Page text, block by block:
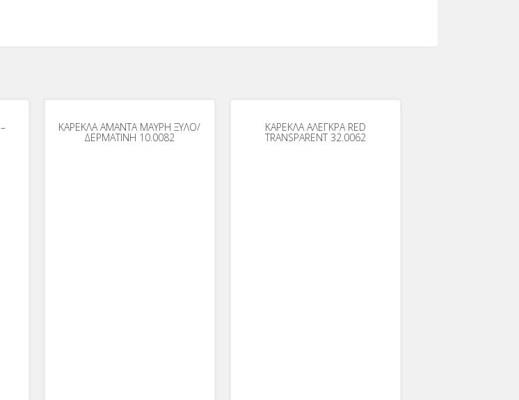
ΚΑΡΕΚΛΑ ΑΜΑΝΤΑ ΜΑΥΡΗ ΞΥΛΟ/
ΔΕΡΜΑΤΙΝΗ 10.0082
ΚΑΡΕΚΛΑ ΑΛΕΓΚΡΑ RED
TRANSPARENT 32.0062